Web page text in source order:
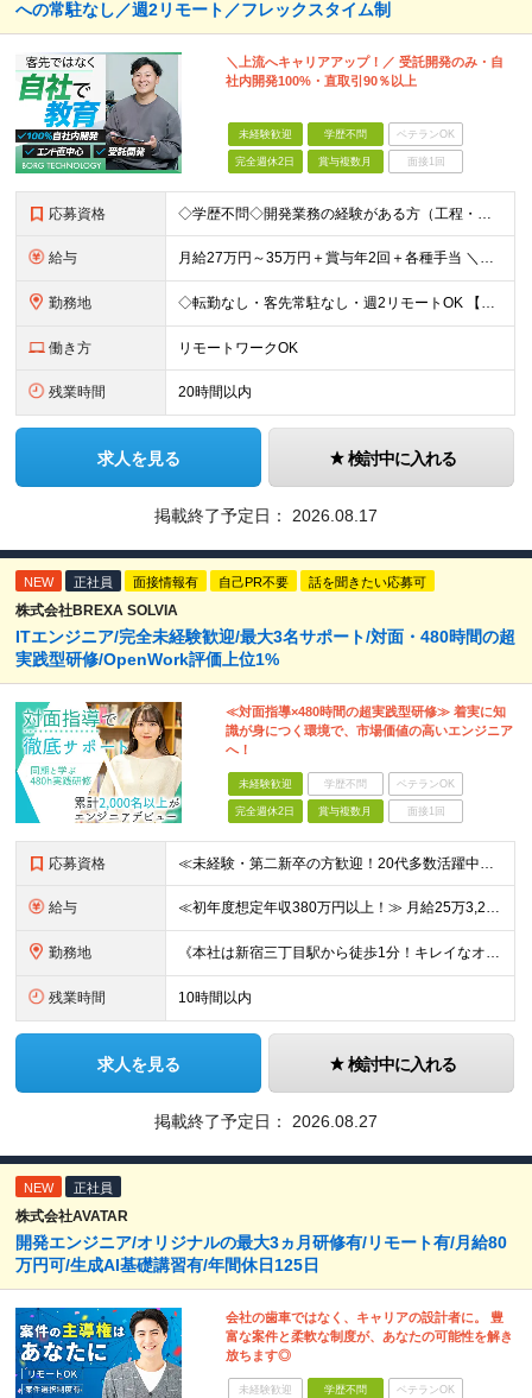
への常駐なし／週2リモート／フレックスタイム制
＼上流へキャリアアップ！／ 受託開発のみ・自
社内開発100%・直取引90％以上
未経験歓迎 学歴不問 ベテランOK
完全週休2日 賞与複数月 面接1回
応募資格 ◇学歴不問◇開発業務の経験がある方（工程・年数不問）／人柄重視の採用です 必須条件―MUST― ■開発業務の経験がある方（工程・年数不問） ＼こんな方はより歓迎／※必須ではありません ￥C#、Ja
給与 月給27万円～35万円＋賞与年2回＋各種手当 ＼豊かな経験がある方はさらに加給！／ 月給35万円～40万円＋賞与年2回＋各種手当 ※ご経験やスキル、前職給等を考慮して給与額を決定します
勤務地 ◇転勤なし・客先常駐なし・週2リモートOK 【本社】東京都台東区上野7-2-8 岡田タイルビル702 【第1分室】東京都台東区上野7-6-10 MSKビル4階 【第2分室】東京都台東区上野7-8-2
働き方 リモートワークOK
残業時間 20時間以内
求人を見る 検討中に入れる
掲載終了予定日： 2026.08.17
NEW 正社員 面接情報有 自己PR不要 話を聞きたい応募可
株式会社BREXA SOLVIA
ITエンジニア/完全未経験歓迎/最大3名サポート/対面・480時間の超
実践型研修/OpenWork評価上位1%
≪対面指導×480時間の超実践型研修≫ 着実に知
識が身につく環境で、市場価値の高いエンジニア
へ！
未経験歓迎 学歴不問 ベテランOK
完全週休2日 賞与複数月 面接1回
応募資格 ≪未経験・第二新卒の方歓迎！20代多数活躍中！≫ ◆年齢30歳まで（若年層の長期キャリア形成のため） ◆大卒以上（4年制） ＜採用にあたって＞ 私たちは経験や知識よりも、「エンジニアになりたい」とい
給与 ≪初年度想定年収380万円以上！≫ 月給25万3,220円～＋賞与年2回 ※上記金額には月20時間分(3万4,220円～)の見込み残業代を含み、超過した分は別途全額支給します。 ※経験やスキルを考慮
勤務地 《本社は新宿三丁目駅から徒歩1分！キレイなオフィスです！》 【本社】 東京都新宿区新宿4-3-25 TOKYU REIT新宿ビル8F 【ラーニングセンター】 東京都渋谷区千駄ヶ谷5-32-10 南新
残業時間 10時間以内
求人を見る 検討中に入れる
掲載終了予定日： 2026.08.27
NEW 正社員
株式会社AVATAR
開発エンジニア/オリジナルの最大3ヵ月研修有/リモート有/月給80
万円可/生成AI基礎講習有/年間休日125日
会社の歯車ではなく、キャリアの設計者に。 豊
富な案件と柔軟な制度が、あなたの可能性を解き
放ちます◎
未経験歓迎 学歴不問 ベテランOK